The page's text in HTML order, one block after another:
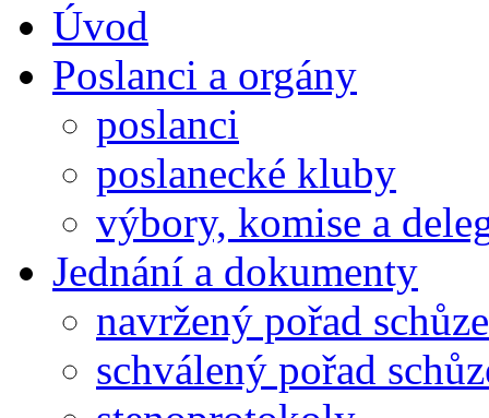
Úvod
Poslanci a orgány
poslanci
poslanecké kluby
výbory, komise a
Jednání a dokumenty
navržený pořad schůze
schválený pořad